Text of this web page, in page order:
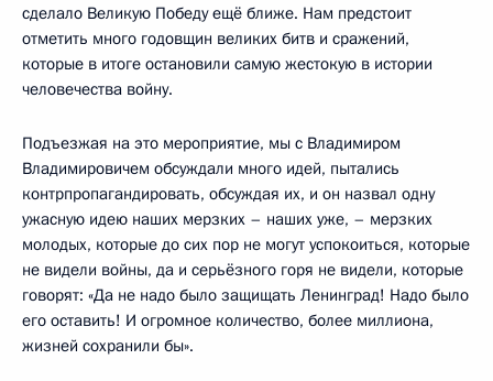
сделало Великую Победу ещё ближе. Нам предстоит
отметить много годовщин великих битв и сражений,
которые в итоге остановили самую жестокую в истории
человечества войну.
Подъезжая на это мероприятие, мы с Владимиром
Владимировичем обсуждали много идей, пытались
контрпропагандировать, обсуждая их, и он назвал одну
ужасную идею наших мерзких – наших уже, – мерзких
молодых, которые до сих пор не могут успокоиться, которые
не видели войны, да и серьёзного горя не видели, которые
говорят: «Да не надо было защищать Ленинград! Надо было
его оставить! И огромное количество, более миллиона,
жизней сохранили бы».